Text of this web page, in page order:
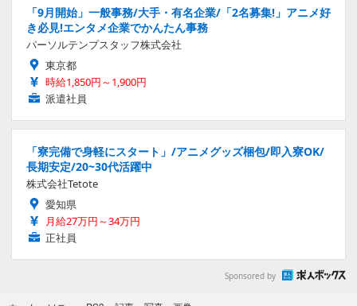
「9月開始」一般事務/大手・有名企業/「2名募集!」アニメ好
き必見!エンタメ企業でかんたん事務
パーソルテンプスタッフ株式会社
東京都
時給1,850円～1,900円
派遣社員
「寮完備で身軽にスタート」/アニメグッズ梱包/即入寮OK/
長期安定/20~30代活躍中
株式会社Tetote
愛知県
月給27万円～34万円
正社員
Sponsored by